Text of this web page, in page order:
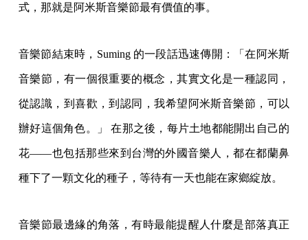
式，那就是阿米斯音樂節最有價值的事。
音樂節結束時，Suming 的一段話迅速傳開：「在阿米斯
音樂節，有一個很重要的概念，其實文化是一種認同，
從認識，到喜歡，到認同，我希望阿米斯音樂節，可以
辦好這個角色。」 在那之後，每片土地都能開出自己的
花——也包括那些來到台灣的外國音樂人，都在都蘭鼻
種下了一顆文化的種子，等待有一天也能在家鄉綻放。
音樂節最邊緣的角落，有時最能提醒人什麼是部落真正